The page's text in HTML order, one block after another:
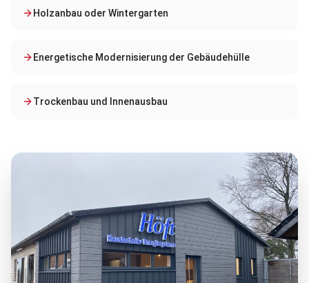
Holzanbau oder Wintergarten
Energetische Modernisierung der Gebäudehülle
Trockenbau und Innenausbau